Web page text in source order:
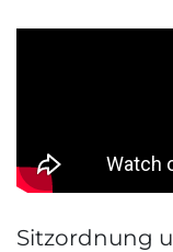
Sitzordnung